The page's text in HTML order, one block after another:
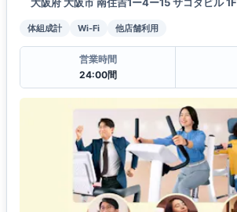
大阪府 大阪市 南住吉1ー4ー15 サコダビル 1F
体組成計 Wi-Fi 他店舗利用
営業時間
24:00間